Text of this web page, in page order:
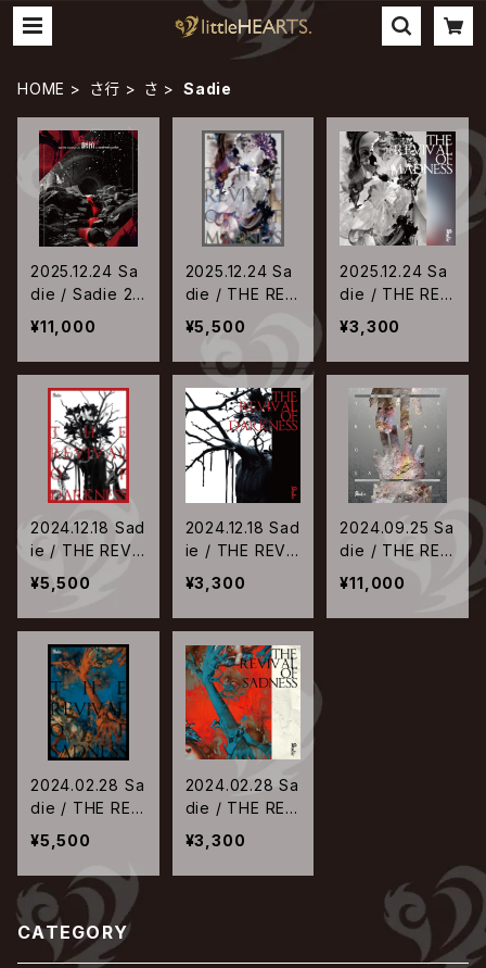
HOME さ行 さ Sadie
2025.12.24 Sa
die / Sadie 20
th Anniversary
Live「脈拍」at
日比谷野外音楽
堂 20250316
¥11,000
2025.12.24 Sa
die / THE REV
IVAL OF MADN
ESS【限定盤】
¥5,500
2025.12.24 Sa
die / THE REV
IVAL OF MADN
ESS【通常盤】
¥3,300
2024.12.18 Sad
ie / THE REVI
VAL OF DARK
NESS【限定盤】
¥5,500
2024.12.18 Sad
ie / THE REVI
VAL OF DARK
NESS【通常盤】
¥3,300
2024.09.25 Sa
die / THE REV
IVAL OF SADN
ESS at Toyosu
PIT 20240317
¥11,000
2024.02.28 Sa
die / THE REV
IVAL OF SADN
ESS【限定盤】
¥5,500
2024.02.28 Sa
die / THE REV
IVAL OF SADN
ESS【通常盤】
¥3,300
CATEGORY